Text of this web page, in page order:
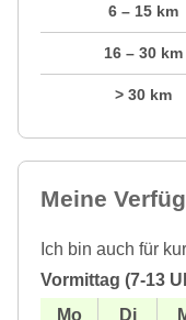
6 – 15 km
16 – 30 km
> 30 km
Meine
Ich bin auch für
Vormittag (7-13